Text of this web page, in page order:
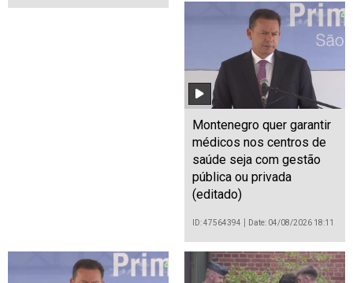
Montenegro quer garantir
médicos nos centros de
saúde seja com gestão
pública ou privada
(editado)
ID: 47564394 Date: 04/08/2026 18:11